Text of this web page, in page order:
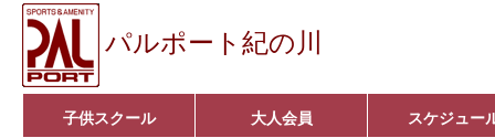
パルポート紀の川
子供スクール 大人会員 スケジュー